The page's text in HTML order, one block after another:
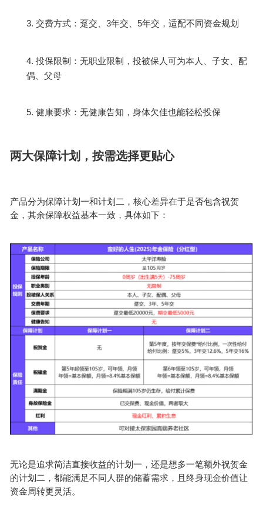
3. 交费方式：趸交、 3年交、 5年交，适配不同资金规划
4. 投保限制：无职业限制，投被保人可为本人、子女、配
偶、父母
5. 健康要求：无健康告知，身体欠佳也能轻松投保
两大保障计划，按需选择更贴心
产品分为保障计划一和计划二，核心差异在于是否包含祝贺
金，其余保障权益基本一致，具体如下：
无论是追求简洁直接收益的计划一，还是想多一笔额外祝贺金
的计划二，都能满足不同人群的储蓄需求，且终身现金价值让
资金周转更灵活。